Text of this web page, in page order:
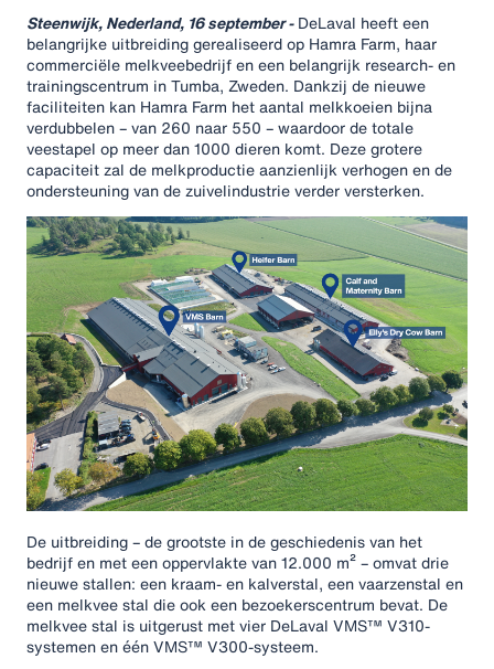
Steenwijk, Nederland, 16 september -DeLaval heeft een
belangrijke uitbreiding gerealiseerd op Hamra Farm, haar
commerciële melkveebedrijf en een belangrijk research- en
trainingscentrum in Tumba, Zweden. Dankzij de nieuwe
faciliteiten kan Hamra Farm het aantal melkkoeien bijna
verdubbelen – van 260 naar 550 – waardoor de totale
veestapel op meer dan 1000 dieren komt. Deze grotere
capaciteit zal de melkproductie aanzienlijk verhogen en de
ondersteuning van de zuivelindustrie verder versterken.
De uitbreiding – de grootste in de geschiedenis van het
bedrijf en met een oppervlakte van 12.000 m² – omvat drie
nieuwe stallen: een kraam- en kalverstal, een vaarzenstal en
een melkvee stal die ook een bezoekerscentrum bevat. De
melkvee stal is uitgerust met vier DeLaval VMS™ V310-
systemen en één VMS™ V300-systeem.